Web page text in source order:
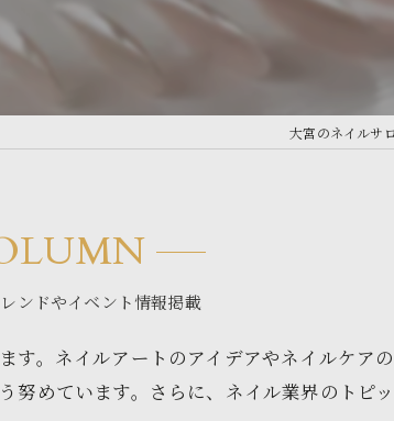
大宮のネイルサ
ンドやイベント情報掲載
。ネイルアートのアイデアやネイルケア
めています。さらに、ネイル業界のトピ